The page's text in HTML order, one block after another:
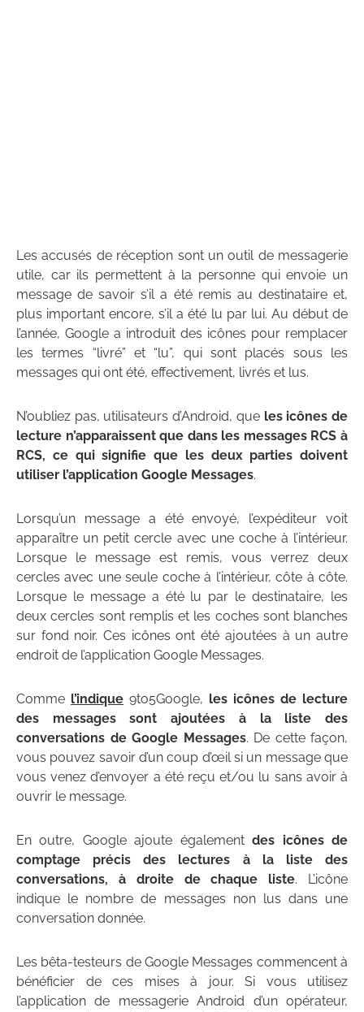
Les accusés de réception sont un outil de messagerie
utile, car ils permettent à la personne qui envoie un
message de savoir s’il a été remis au destinataire et,
plus important encore, s’il a été lu par lui. Au début de
l’année, Google a introduit des icônes pour remplacer
les termes “livré” et “lu”, qui sont placés sous les
messages qui ont été, effectivement, livrés et lus.
N’oubliez pas, utilisateurs d’Android, que les icônes de
lecture n’apparaissent que dans les messages RCS à
RCS, ce qui signifie que les deux parties doivent
utiliser l’application Google Messages.
Lorsqu’un message a été envoyé, l’expéditeur voit
apparaître un petit cercle avec une coche à l’intérieur.
Lorsque le message est remis, vous verrez deux
cercles avec une seule coche à l’intérieur, côte à côte.
Lorsque le message a été lu par le destinataire, les
deux cercles sont remplis et les coches sont blanches
sur fond noir. Ces icônes ont été ajoutées à un autre
endroit de l’application Google Messages.
Comme l’indique 9to5Google, les icônes de lecture
des messages sont ajoutées à la liste des
conversations de Google Messages. De cette façon,
vous pouvez savoir d’un coup d’œil si un message que
vous venez d’envoyer a été reçu et/ou lu sans avoir à
ouvrir le message.
En outre, Google ajoute égalementdes icônes de
comptage précis des lectures à la liste des
conversations, à droite de chaque liste. L’icône
indique le nombre de messages non lus dans une
conversation donnée.
Les bêta-testeurs de Google Messages commencent à
bénéficier de ces mises à jour. Si vous utilisez
l’application de messagerie Android d’un opérateur,